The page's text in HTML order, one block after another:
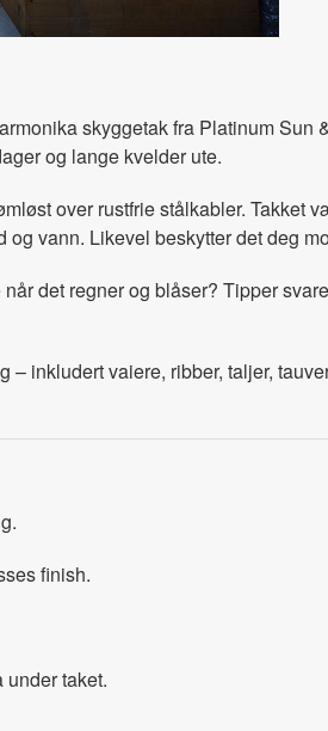
skyggetak fra Platinum Sun
og lange kvelder ute.
over rustfrie stålkabler. Takket
vann. Likevel beskytter det deg
det regner og blåser? Tipper
inkludert vaiere, ribber, taljer,
finish.
taket.